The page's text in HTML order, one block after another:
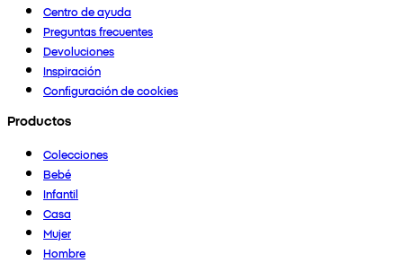
Centro de ayuda
Preguntas frecuentes
Devoluciones
Inspiración
Configuración de cookies
Productos
Colecciones
Bebé
Infantil
Casa
Mujer
Hombre